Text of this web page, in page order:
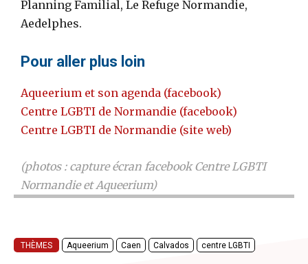
Planning Familial, Le Refuge Normandie,
Aedelphes.
Pour aller plus loin
Aqueerium et son agenda (facebook)
Centre LGBTI de Normandie (facebook)
Centre LGBTI de Normandie (site web)
(photos : capture écran facebook Centre LGBTI
Normandie et Aqueerium)
THÈMES Aqueerium Caen Calvados centre LGBTI